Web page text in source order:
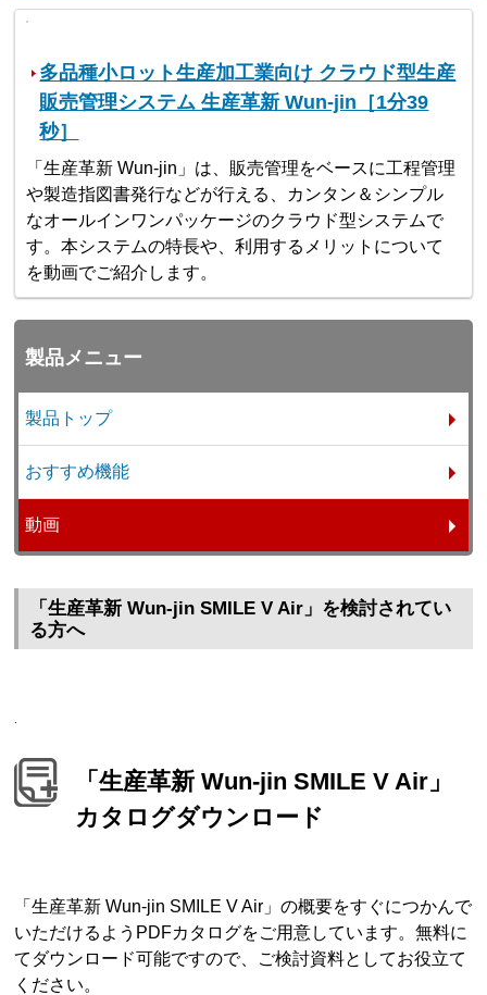
多品種小ロット生産加工業向け クラウド型生産
販売管理システム 生産革新 Wun-jin［1分39
秒］
「生産革新 Wun-jin」は、販売管理をベースに工程管理
や製造指図書発行などが行える、カンタン＆シンプル
なオールインワンパッケージのクラウド型システムで
す。本システムの特長や、利用するメリットについて
を動画でご紹介します。
製品メニュー
製品トップ
おすすめ機能
動画
「生産革新 Wun-jin SMILE V Air」を検討されてい
る方へ
.
「生産革新 Wun-jin SMILE V Air」
カタログダウンロード
「生産革新 Wun-jin SMILE V Air」の概要をすぐにつかんで
いただけるようPDFカタログをご用意しています。無料に
てダウンロード可能ですので、ご検討資料としてお役立て
ください。